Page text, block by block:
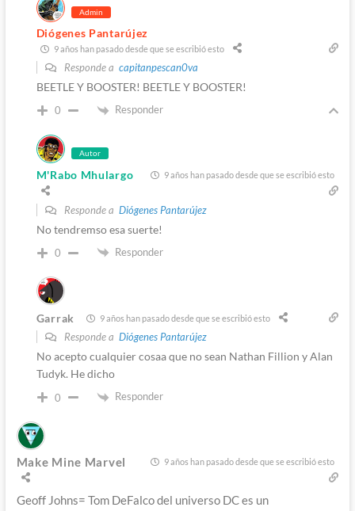
Admin
Diógenes Pantarújez
9 años han pasado desde que se escribió esto
Responde a capitanpescan0va
BEETLE Y BOOSTER! BEETLE Y BOOSTER!
0 Responder
Autor
M'Rabo Mhulargo 9 años han pasado desde que se escribió esto
Responde a Diógenes Pantarújez
No tendremso esa suerte!
0 Responder
Garrak 9 años han pasado desde que se escribió esto
Responde a Diógenes Pantarújez
No acepto cualquier cosaa que no sean Nathan Fillion y Alan
Tudyk. He dicho
0 Responder
Make Mine Marvel 9 años han pasado desde que se escribió esto
Geoff Johns= Tom DeFalco del universo DC es un